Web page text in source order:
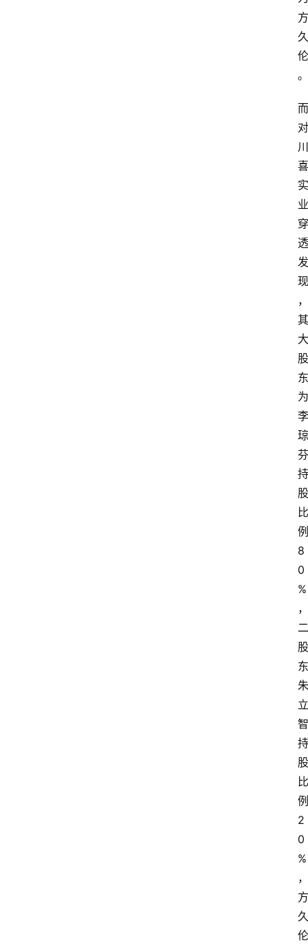
方
久
伦
。
而
对
川
喜
实
业
穿
透
发
现
，
其
大
股
东
为
李
琼
芬
持
股
比
例
8
0
%
，
二
股
东
朱
立
智
持
股
比
例
2
0
%
，
方
久
伦